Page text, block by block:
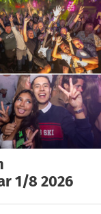
1/8 2026